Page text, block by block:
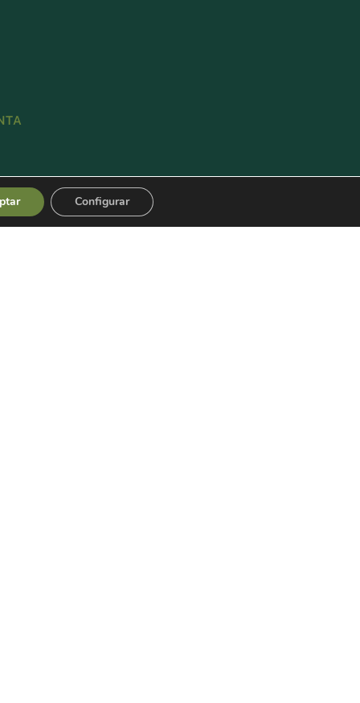
COMPRA
Configurar